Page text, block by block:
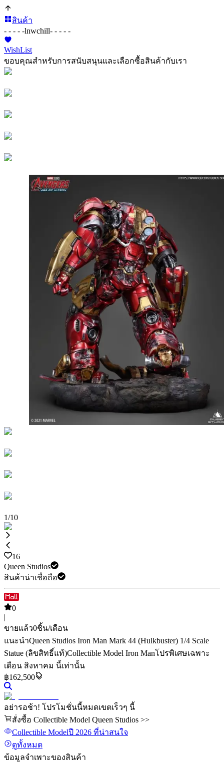
สินค้า
- - - - -lnwchill- - - - -
WishList
ขอบคุณสำหรับการสนับสนุนและเลือกซื้อสินค้ากับเรา
1/10
16
Queen Studios
สินค้าน่าเชื่อถือ
0
|
ขายแล้ว0ชิ้น/เดือน
แนะนำQueen Studios Iron Man Mark 44 (Hulkbuster) 1/4 Scale
Statue (ลิขสิทธิ์แท้)Collectible Model Iron Manโปรพิเศษเฉพาะ
เดือน สิงหาคม นี้เท่านั้น
฿162,500
อย่ารอช้า! โปรโมชั่นนี้หมดเขตเร็วๆ นี้
สั่งซื้อ Collectible Model Queen Studios >>
Collectible Modelปี 2026 ที่น่าสนใจ
ดูทั้งหมด
ข้อมูลจำเพาะของสินค้า